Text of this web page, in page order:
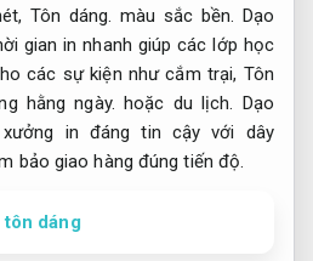
Tôn dáng. màu sắc bền. Dạo
gian in nhanh giúp các lớp học
các sự kiện như cắm trại, Tôn
hằng ngày. hoặc du lịch. Dạo
xưởng in đáng tin cậy với dây
bảo giao hàng đúng tiến độ.
dáng